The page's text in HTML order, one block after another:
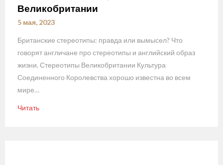
Великобритании
5 мая, 2023
Британские стереотипы: правда или вымысел? Что
говорят англичане про стереотипы и английский образ
жизни. Стереотипы Великобритании Культура
Соединенного Королевства хорошо известна во всем
мире…
Читать